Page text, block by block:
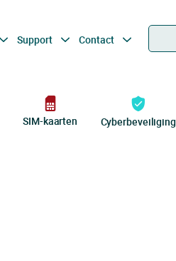
Support Contact
SIM-kaarten Cyberbeveiliging